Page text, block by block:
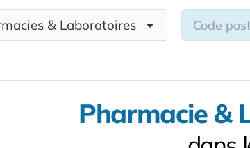
& Laboratoires
Pharmacie &